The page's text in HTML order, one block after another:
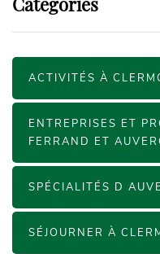
ACTIVITÉS À
ENTREPRISES ET
FERRAND ET
SPÉCIALITÉS D
SÉJOURNER À